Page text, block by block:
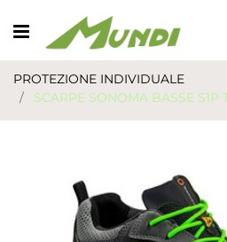
Open menu
PROTEZIONE INDIVIDUALE
SCARPE SONOMA BASSE S1P